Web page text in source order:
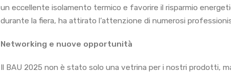
un eccellente isolamento termico e favorire il risparmio
durante la fiera, ha attirato l’attenzione di numerosi
Networking e nuove opportunità
Il BAU 2025 non è stato solo una vetrina per i nostri prodotti,